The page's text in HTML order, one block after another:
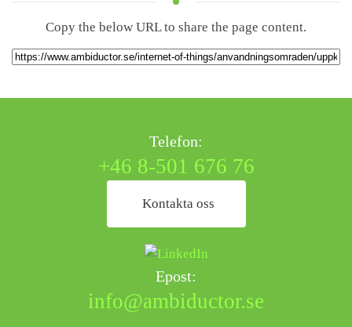
Copy the below URL to share the page content.
Telefon:
+46 8-501 676 76
Kontakta oss
Epost:
info@ambiductor.se